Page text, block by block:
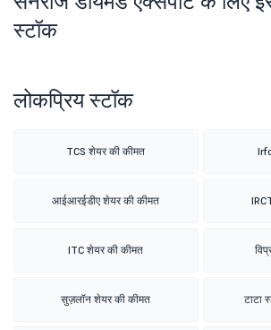
स्टॉक
लोकप्रिय स्टॉक
TCS शेयर की कीमत
आईआरईडीए शेयर की कीमत
ITC शेयर की कीमत
सुज़लॉन शेयर की कीमत टाटा